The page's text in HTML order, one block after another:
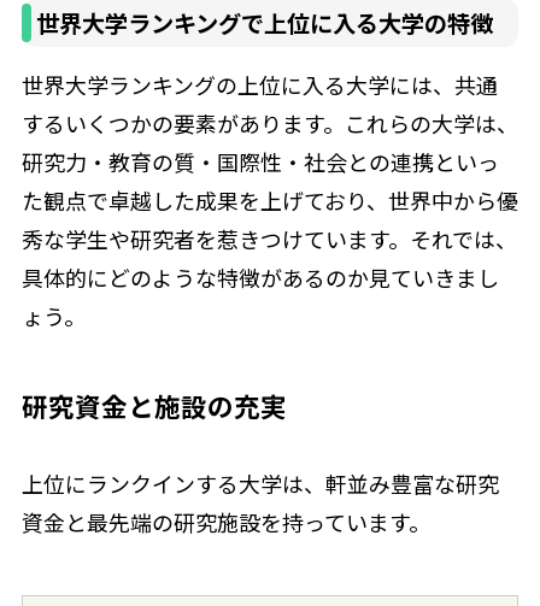
世界大学ランキングで上位に入る大学の特徴
世界大学ランキングの上位に入る大学には、共通
するいくつかの要素があります。これらの大学は、
研究力・教育の質・国際性・社会との連携といっ
た観点で卓越した成果を上げており、世界中から優
秀な学生や研究者を惹きつけています。それでは、
具体的にどのような特徴があるのか見ていきまし
ょう。
研究資金と施設の充実
上位にランクインする大学は、軒並み豊富な研究
資金と最先端の研究施設を持っています。